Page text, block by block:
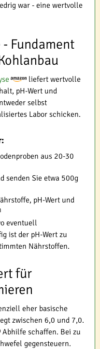
war - eine wertvolle
Fundament
liefert wertvolle
pH-Wert und
selbst
Labor schicken.
aus 20-30
senden Sie etwa 500g
pH-Wert und
eventuell
ist der pH-Wert zu
Nährstoffen.
für
eher basische
zwischen 6,0 und 7,0.
Abhilfe schaffen. Bei zu
gegensteuern.